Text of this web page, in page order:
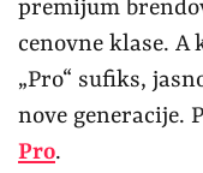
premijum
cenovne klase. A
„Pro“ sufiks,
nove generacije.
Pro.